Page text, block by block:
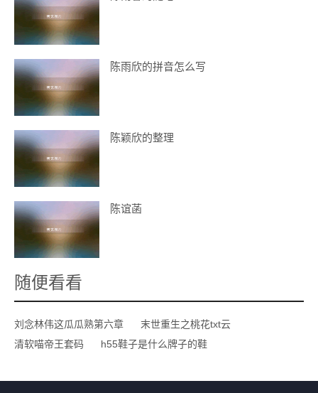
陈雨欣的拼音怎么写
陈颖欣的整理
陈谊菡
随便看看
刘念林伟这瓜瓜熟第六章
末世重生之桃花txt云
清软喵帝王套码
h55鞋子是什么牌子的鞋